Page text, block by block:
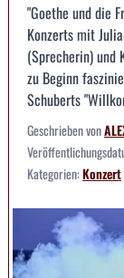
"Goethe und die
Konzerts mit
(Sprecherin) und
zu Beginn
Schuberts
Geschrieben von
Kategorien:Konzert